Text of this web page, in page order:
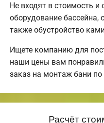
Не входят в стоимость и
оборудование бассейна,
также обустройство
Ищете компанию для
наши цены вам
заказ на монтаж бани по
Расчёт